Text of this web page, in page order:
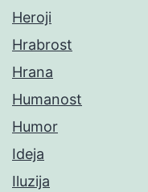
Heroji
Hrabrost
Hrana
Humanost
Humor
Ideja
Iluzija